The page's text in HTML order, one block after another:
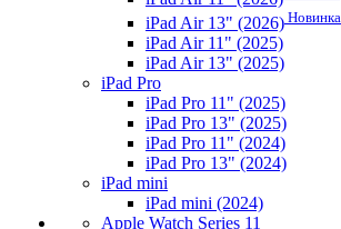
iPad Air 13" (2026) Новинка
iPad Air 11" (2025)
iPad Air 13" (2025)
iPad Pro
iPad Pro 11" (2025)
iPad Pro 13" (2025)
iPad Pro 11" (2024)
iPad Pro 13" (2024)
iPad mini
iPad mini (2024)
Apple Watch Series 11